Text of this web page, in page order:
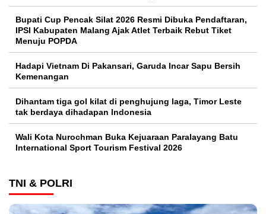
Bupati Cup Pencak Silat 2026 Resmi Dibuka Pendaftaran,
IPSI Kabupaten Malang Ajak Atlet Terbaik Rebut Tiket
Menuju POPDA
Hadapi Vietnam Di Pakansari, Garuda Incar Sapu Bersih
Kemenangan
Dihantam tiga gol kilat di penghujung laga, Timor Leste
tak berdaya dihadapan Indonesia
Wali Kota Nurochman Buka Kejuaraan Paralayang Batu
International Sport Tourism Festival 2026
TNI & POLRI